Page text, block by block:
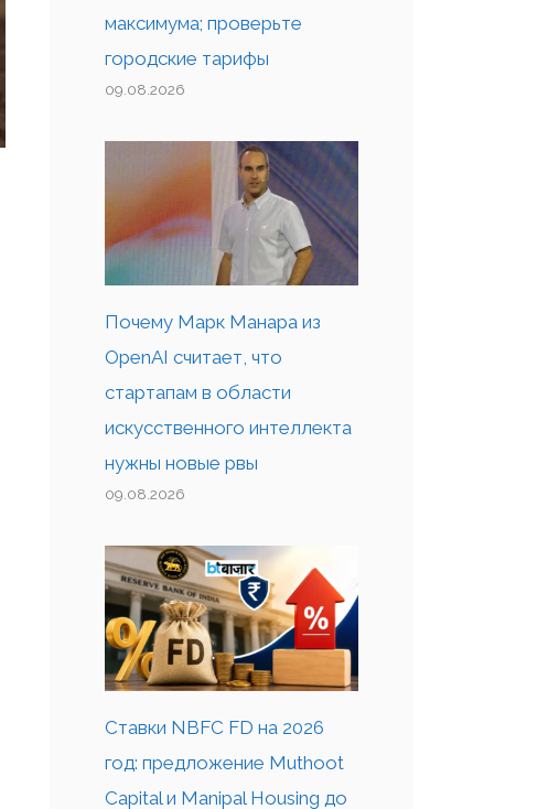
максимума; проверьте
городские тарифы
09.08.2026
Почему Марк Манара из
OpenAI считает, что
стартапам в области
искусственного интеллекта
нужны новые рвы
09.08.2026
Ставки NBFC FD на 2026
год: предложение Muthoot
Capital и Manipal Housing до